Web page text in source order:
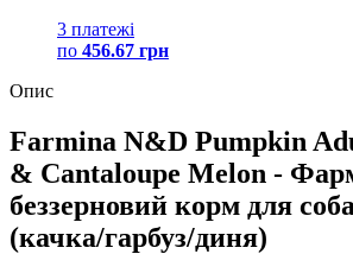
3 платежі
по 456.67 грн
Опис
Farmina N&D Pumpkin
& Cantaloupe Melon -
беззерновий корм для
(качка/гарбуз/диня)